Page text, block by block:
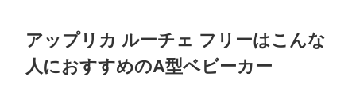
アップリカ ルーチェ フリーはこんな
人におすすめのA型ベビーカー